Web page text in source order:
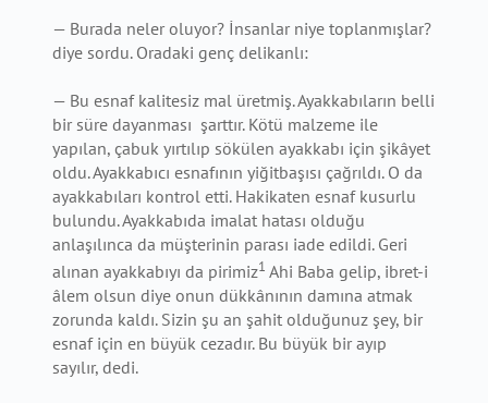
— Burada neler oluyor? İnsanlar niye toplanmışlar?
diye sordu. Oradaki genç delikanlı:
— Bu esnaf kalitesiz mal üretmiş. Ayakkabıların belli
bir süre dayanması şarttır. Kötü malzeme ile
yapılan, çabuk yırtılıp sökülen ayakkabı için şikâyet
oldu. Ayakkabıcı esnafının yiğitbaşısı çağrıldı. O da
ayakkabıları kontrol etti. Hakikaten esnaf kusurlu
bulundu. Ayakkabıda imalat hatası olduğu
anlaşılınca da müşterinin parası iade edildi. Geri
alınan ayakkabıyı da pirimiz1 Ahi Baba gelip, ibret-i
âlem olsun diye onun dükkânının damına atmak
zorunda kaldı. Sizin şu an şahit olduğunuz şey, bir
esnaf için en büyük cezadır. Bu büyük bir ayıp
sayılır, dedi.